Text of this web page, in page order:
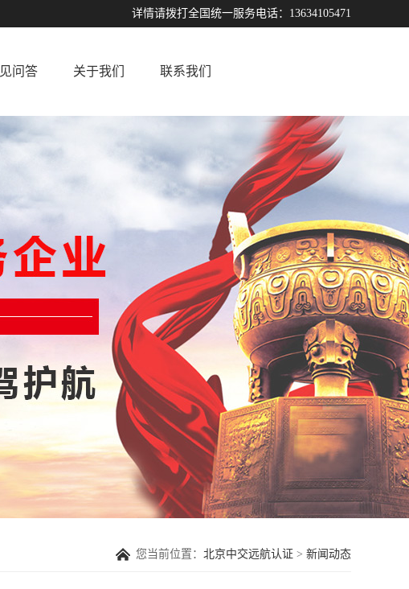
详情请拨打全国统一服务电话：13634105471
问答 关于我们 联系我们
您当前位置： 北京中交远航认证 > 新闻动态